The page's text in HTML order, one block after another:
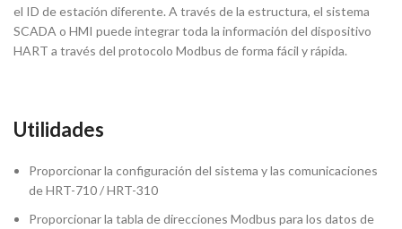
el ID de estación diferente. A través de la estructura, el sistema
SCADA o HMI puede integrar toda la información del dispositivo
HART a través del protocolo Modbus de forma fácil y rápida.
Utilidades
Proporcionar la configuración del sistema y las comunicaciones
de HRT-710 / HRT-310
Proporcionar la tabla de direcciones Modbus para los datos de